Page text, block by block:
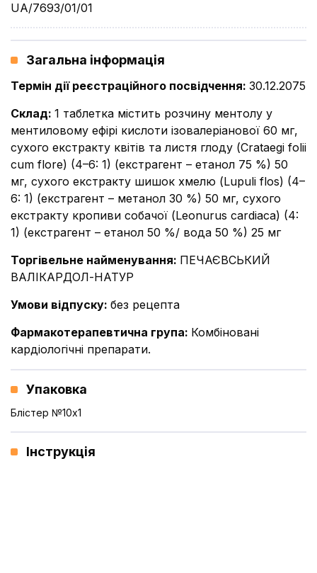
UA/7693/01/01
Загальна інформація
Термін дії реєстраційного посвідчення: 30.12.2075
Склад: 1 таблетка містить розчину ментолу у
ментиловому ефірі кислоти ізовалеріанової 60 мг,
сухого екстракту квітів та листя глоду (Crataegi folii
cum flore) (4–6: 1) (екстрагент – етанол 75 %) 50
мг, сухого екстракту шишок хмелю (Lupuli flos) (4–
6: 1) (екстрагент – метанол 30 %) 50 мг, сухого
екстракту кропиви собачої (Leonurus cardiaca) (4:
1) (екстрагент – етанол 50 %/ вода 50 %) 25 мг
Торгівельне найменування: ПЕЧАЄВСЬКИЙ
ВАЛІКАРДОЛ-НАТУР
Умови відпуску: без рецепта
Фармакотерапевтична група: Комбіновані
кардіологічні препарати.
Упаковка
Блістер №10x1
Інструкція